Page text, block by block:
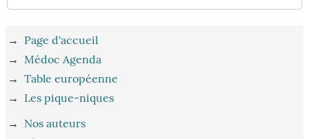
→ Page d'accueil
→Médoc Agenda
→Table européenne
→ Les pique-niques
→ Nos auteurs